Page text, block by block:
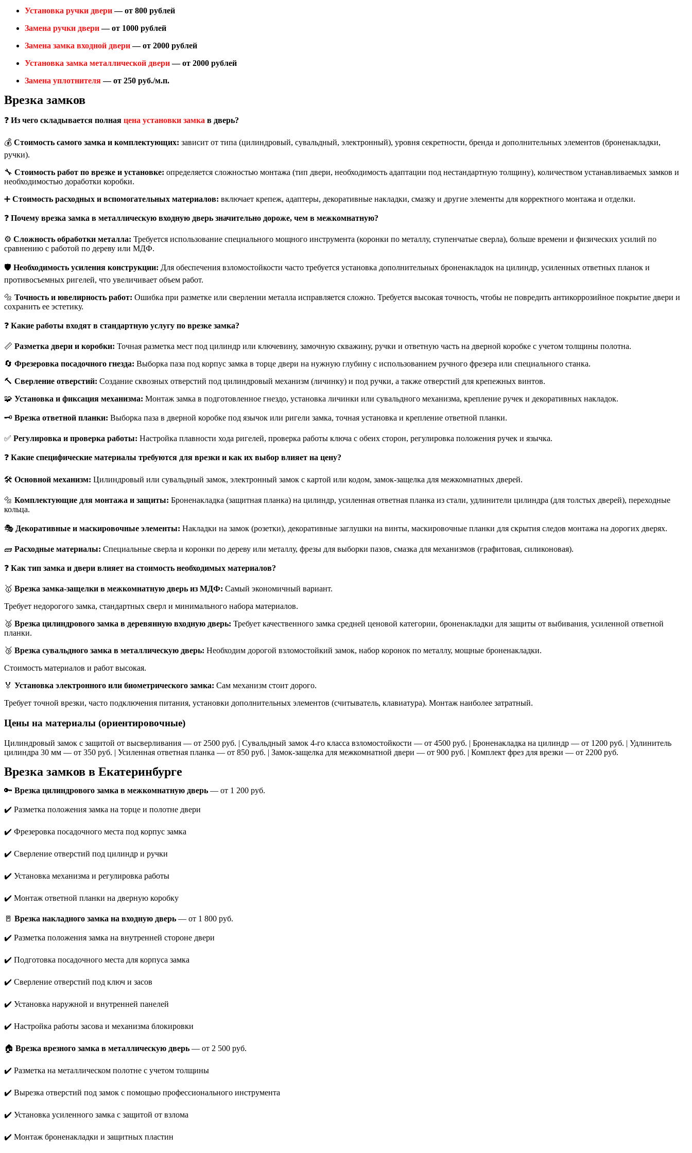
Установка ручки двери— от 800 рублей
Замена ручки двери— от 1000 рублей
Замена замка входной двери— от 2000 рублей
Установка замка металлической двери— от 2000 рублей
Замена уплотнителя— от 250 руб./м.п.
Врезка замков
❓ Из чего складывается полная цена установки замка в дверь?
💰 Стоимость самого замка и комплектующих: зависит от типа (цилиндровый, сувальдный, электронный), уровня секретности, бренда и дополнительных элементов (броненакладки,
ручки).
🔧 Стоимость работ по врезке и установке: определяется сложностью монтажа (тип двери, необходимость адаптации под нестандартную толщину), количеством устанавливаемых замков и
необходимостью доработки коробки.
➕ Стоимость расходных и вспомогательных материалов: включает крепеж, адаптеры, декоративные накладки, смазку и другие элементы для корректного монтажа и отделки.
❓ Почему врезка замка в металлическую входную дверь значительно дороже, чем в межкомнатную?
⚙️ Сложность обработки металла: Требуется использование специального мощного инструмента (коронки по металлу, ступенчатые сверла), больше времени и физических усилий по
сравнению с работой по дереву или МДФ.
🛡️ Необходимость усиления конструкции: Для обеспечения взломостойкости часто требуется установка дополнительных броненакладок на цилиндр, усиленных ответных планок и
противосъемных ригелей, что увеличивает объем работ.
🔩 Точность и ювелирность работ: Ошибка при разметке или сверлении металла исправляется сложно. Требуется высокая точность, чтобы не повредить антикоррозийное покрытие двери и
сохранить ее эстетику.
❓ Какие работы входят в стандартную услугу по врезке замка?
📏 Разметка двери и коробки: Точная разметка мест под цилиндр или ключевину, замочную скважину, ручки и ответную часть на дверной коробке с учетом толщины полотна.
🔄 Фрезеровка посадочного гнезда: Выборка паза под корпус замка в торце двери на нужную глубину с использованием ручного фрезера или специального станка.
🔨 Сверление отверстий: Создание сквозных отверстий под цилиндровый механизм (личинку) и под ручки, а также отверстий для крепежных винтов.
🧩 Установка и фиксация механизма: Монтаж замка в подготовленное гнездо, установка личинки или сувальдного механизма, крепление ручек и декоративных накладок.
🗝️ Врезка ответной планки: Выборка паза в дверной коробке под язычок или ригели замка, точная установка и крепление ответной планки.
✅ Регулировка и проверка работы: Настройка плавности хода ригелей, проверка работы ключа с обеих сторон, регулировка положения ручек и язычка.
❓ Какие специфические материалы требуются для врезки и как их выбор влияет на цену?
🛠️ Основной механизм: Цилиндровый или сувальдный замок, электронный замок с картой или кодом, замок-защелка для межкомнатных дверей.
🔩 Комплектующие для монтажа и защиты: Броненакладка (защитная планка) на цилиндр, усиленная ответная планка из стали, удлинители цилиндра (для толстых дверей), переходные
кольца.
🎭 Декоративные и маскировочные элементы: Накладки на замок (розетки), декоративные заглушки на винты, маскировочные планки для скрытия следов монтажа на дорогих дверях.
🧱 Расходные материалы: Специальные сверла и коронки по дереву или металлу, фрезы для выборки пазов, смазка для механизмов (графитовая, силиконовая).
❓ Как тип замка и двери влияет на стоимость необходимых материалов?
🥇 Врезка замка-защелки в межкомнатную дверь из МДФ: Самый экономичный вариант.
Требует недорогого замка, стандартных сверл и минимального набора материалов.
🥈 Врезка цилиндрового замка в деревянную входную дверь: Требует качественного замка средней ценовой категории, броненакладки для защиты от выбивания, усиленной ответной
планки.
🥉 Врезка сувальдного замка в металлическую дверь: Необходим дорогой взломостойкий замок, набор коронок по металлу, мощные броненакладки.
Стоимость материалов и работ высокая.
🏅 Установка электронного или биометрического замка: Сам механизм стоит дорого.
Требует точной врезки, часто подключения питания, установки дополнительных элементов (считыватель, клавиатура). Монтаж наиболее затратный.
Цены на материалы (ориентировочные)
Цилиндровый замок с защитой от высверливания — от 2500 руб. | Сувальдный замок 4-го класса взломостойкости — от 4500 руб. | Броненакладка на цилиндр — от 1200 руб. | Удлинитель
цилиндра 30 мм — от 350 руб. | Усиленная ответная планка — от 850 руб. | Замок-защелка для межкомнатной двери — от 900 руб. | Комплект фрез для врезки — от 2200 руб.
Врезка замков в Екатеринбурге
🔑 Врезка цилиндрового замка в межкомнатную дверь — от 1 200 руб.
✔️ Разметка положения замка на торце и полотне двери
✔️ Фрезеровка посадочного места под корпус замка
✔️ Сверление отверстий под цилиндр и ручки
✔️ Установка механизма и регулировка работы
✔️ Монтаж ответной планки на дверную коробку
🚪 Врезка накладного замка на входную дверь — от 1 800 руб.
✔️ Разметка положения замка на внутренней стороне двери
✔️ Подготовка посадочного места для корпуса замка
✔️ Сверление отверстий под ключ и засов
✔️ Установка наружной и внутренней панелей
✔️ Настройка работы засова и механизма блокировки
🏠 Врезка врезного замка в металлическую дверь — от 2 500 руб.
✔️ Разметка на металлическом полотне с учетом толщины
✔️ Вырезка отверстий под замок с помощью профессионального инструмента
✔️ Установка усиленного замка с защитой от взлома
✔️ Монтаж броненакладки и защитных пластин